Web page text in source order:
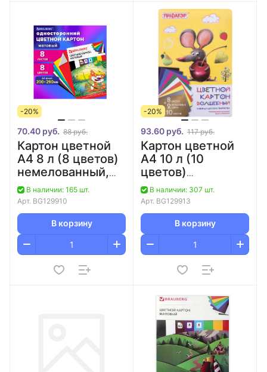
-20%
70.40 руб. 88 руб.
Картон цветной
А4 8 л (8 цветов)
немелованный,
односторонний
Кот рыболов/30
В наличии: 165 шт.
Арт. BG129910
В корзину
-20%
93.60 руб. 117 руб.
Картон цветной
А4 10 л (10
цветов)
немелованный
"Волшебный.
Мышонок"/40
В наличии: 307 шт.
Арт. BG129913
В корзину